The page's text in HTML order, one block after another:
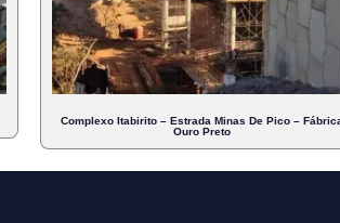
Complexo Itabirito – Estrada Minas De Pico –
Ouro Preto